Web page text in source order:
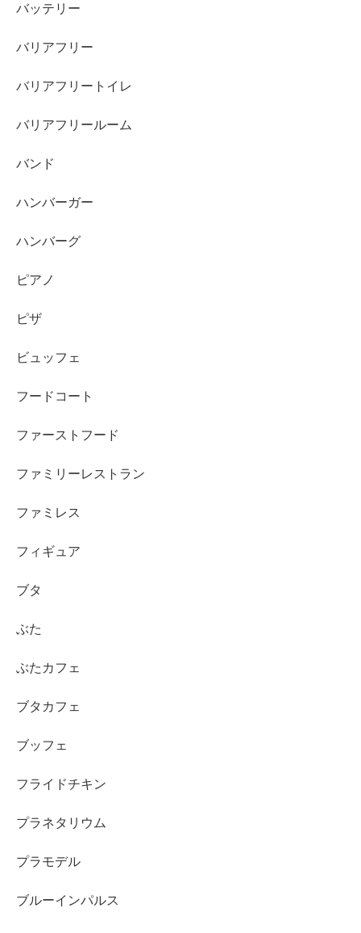
バッテリー
バリアフリー
バリアフリートイレ
バリアフリールーム
バンド
ハンバーガー
ハンバーグ
ピアノ
ピザ
ビュッフェ
フードコート
ファーストフード
ファミリーレストラン
ファミレス
フィギュア
ブタ
ぶた
ぶたカフェ
ブタカフェ
ブッフェ
フライドチキン
プラネタリウム
プラモデル
ブルーインパルス